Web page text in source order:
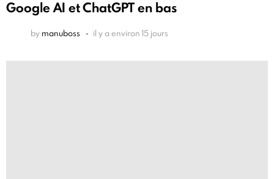
Google AI et ChatGPT en bas
by manuboss il y a environ 15 jours